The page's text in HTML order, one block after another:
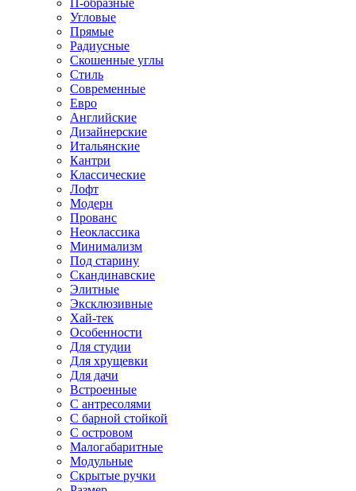
П-образные
Угловые
Прямые
Радиусные
Скошенные углы
Стиль
Современные
Евро
Английские
Дизайнерские
Итальянские
Кантри
Классические
Лофт
Модерн
Прованс
Неоклассика
Минимализм
Под старину
Скандинавские
Элитные
Эксклюзивные
Хай-тек
Особенности
Для студии
Для хрущевки
Для дачи
Встроенные
С антресолями
С барной стойкой
С островом
Малогабаритные
Модульные
Скрытые ручки